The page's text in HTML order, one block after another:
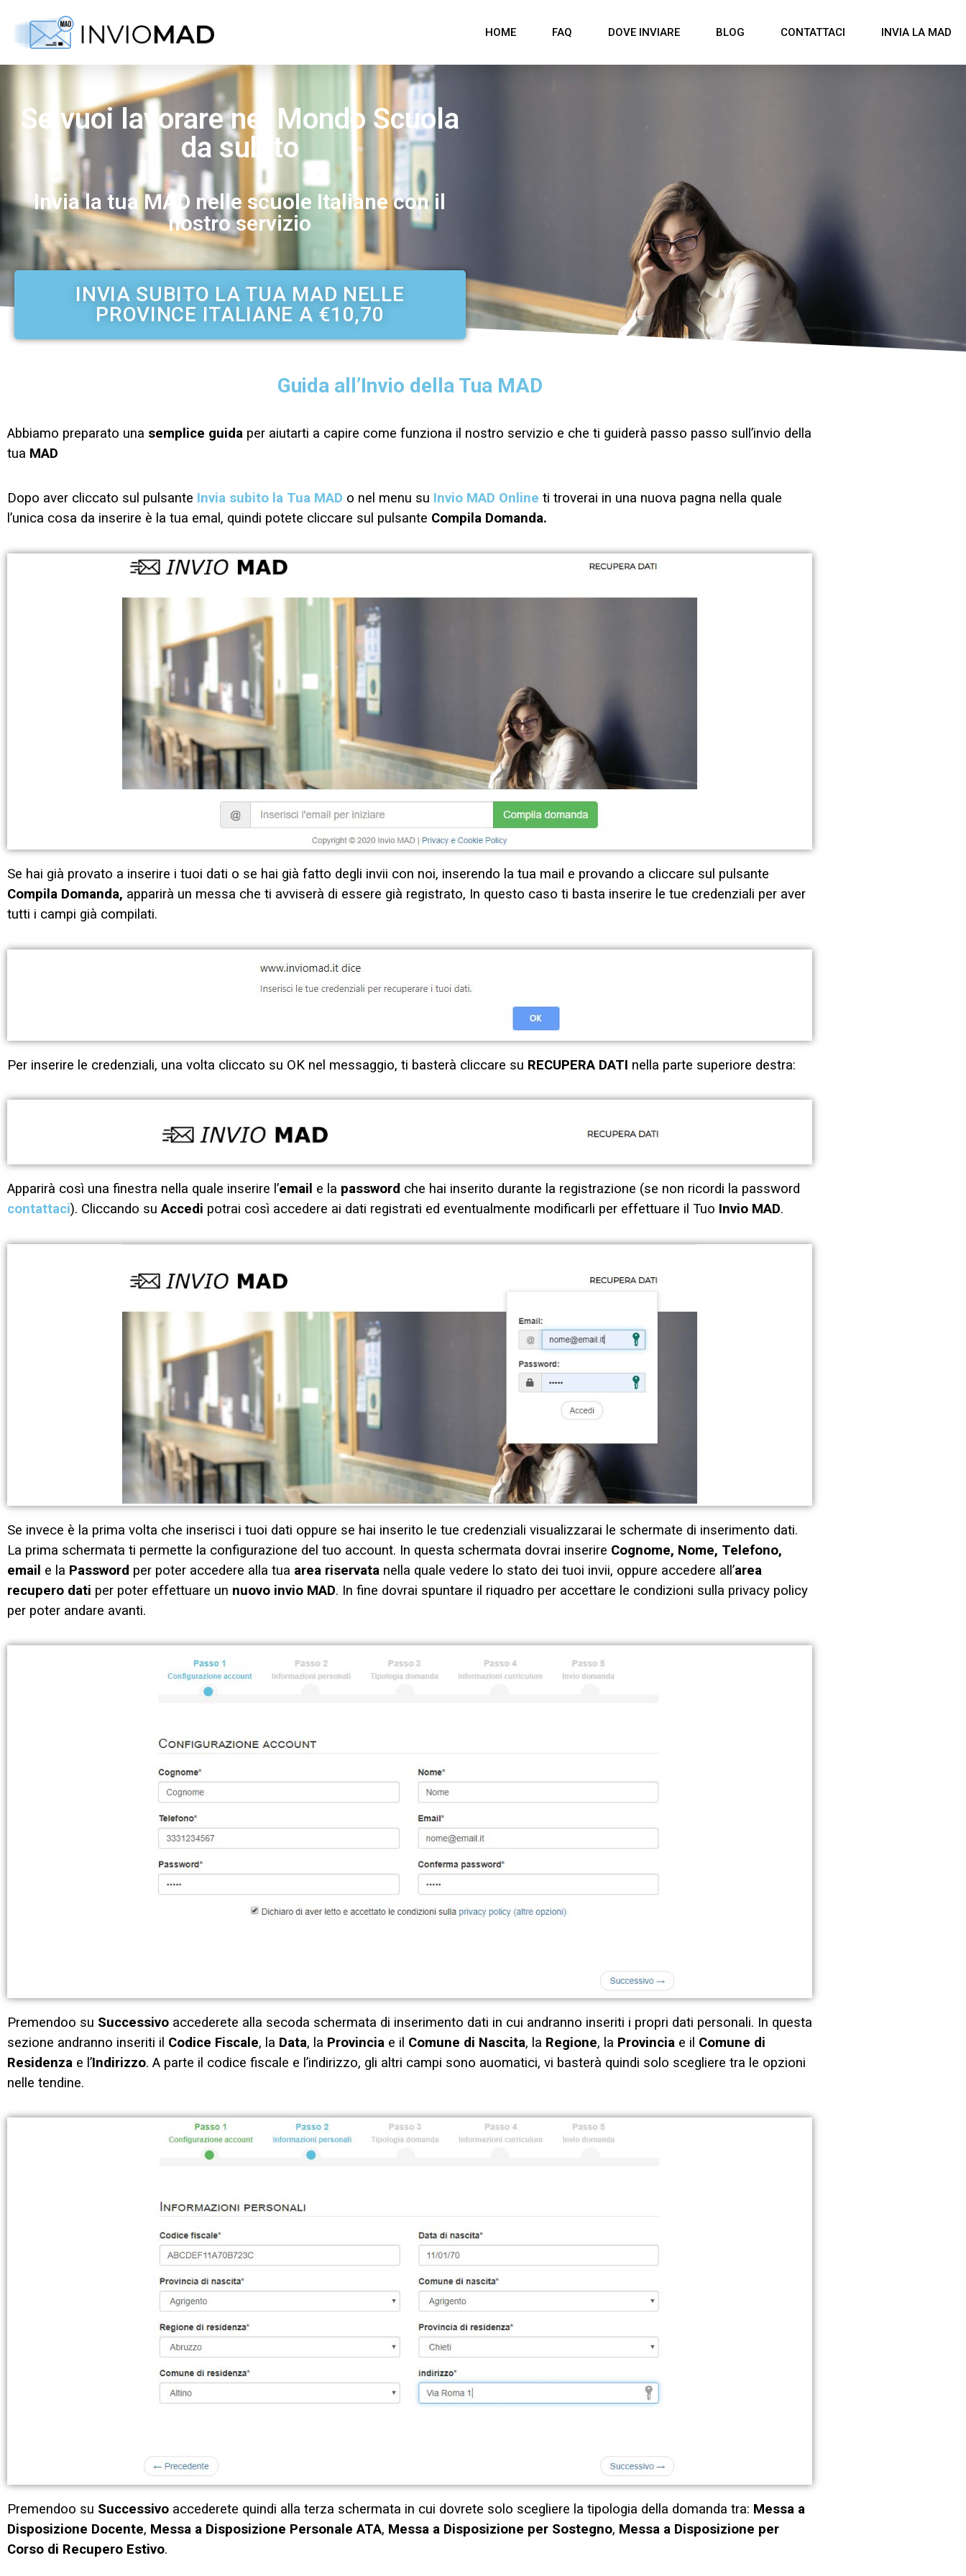
HOME FAQ DOVE INVIARE BLOG CONTATTACI INVIA LA MAD
Se vuoi lavorare nel Mondo Scuola
da subito
Invia la tua MAD nelle scuole Italiane con il
nostro servizio
INVIA SUBITO LA TUA MAD NELLE
PROVINCE ITALIANE A €10,70
Guida all’Invio della Tua MAD
Abbiamo preparato una semplice guida per aiutarti a capire come funziona il nostro servizio e che ti guiderà passo passo sull’invio della
tua MAD
Dopo aver cliccato sul pulsante Invia subito la Tua MAD o nel menu su Invio MAD Online ti troverai in una nuova pagna nella quale
l’unica cosa da inserire è la tua emal, quindi potete cliccare sul pulsante Compila Domanda.
Se hai già provato a inserire i tuoi dati o se hai già fatto degli invii con noi, inserendo la tua mail e provando a cliccare sul pulsante
Compila Domanda, apparirà un messa che ti avviserà di essere già registrato, In questo caso ti basta inserire le tue credenziali per aver
tutti i campi già compilati.
Per inserire le credenziali, una volta cliccato su OK nel messaggio, ti basterà cliccare su RECUPERA DATI nella parte superiore destra:
Apparirà così una finestra nella quale inserire l’email e la password che hai inserito durante la registrazione (se non ricordi la password
contattaci). Cliccando suAccedi potrai così accedere ai dati registrati ed eventualmente modificarli per effettuare il Tuo Invio MAD.
Se invece è la prima volta che inserisci i tuoi dati oppure se hai inserito le tue credenziali visualizzarai le schermate di inserimento dati.
La prima schermata ti permette la configurazione del tuo account. In questa schermata dovrai inserire Cognome, Nome, Telefono,
email e la Password per poter accedere alla tua area riservata nella quale vedere lo stato dei tuoi invii, oppure accedere all’area
recupero dati per poter effettuare un nuovo invio MAD. In fine dovrai spuntare il riquadro per accettare le condizioni sulla privacy policy
per poter andare avanti.
Premendoo su Successivo accederete alla secoda schermata di inserimento dati in cui andranno inseriti i propri dati personali. In questa
sezione andranno inseriti il Codice Fiscale, la Data, la Provincia e il Comune di Nascita, la Regione, la Provincia e il Comune di
Residenza e l’Indirizzo. A parte il codice fiscale e l’indirizzo, gli altri campi sono auomatici, vi basterà quindi solo scegliere tra le opzioni
nelle tendine.
Premendoo su Successivo accederete quindi alla terza schermata in cui dovrete solo scegliere la tipologia della domanda tra: Messa a
Disposizione Docente, Messa a Disposizione Personale ATA, Messa a Disposizione per Sostegno, Messa a Disposizione per
Corso di Recupero Estivo.